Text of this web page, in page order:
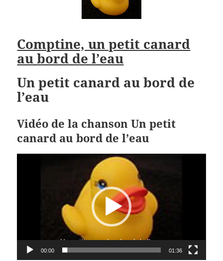
Comptine, un petit canard
au bord de l’eau
Un petit canard au bord de
l’eau
Vidéo de la chanson Un petit
canard au bord de l’eau
00:00 01:36